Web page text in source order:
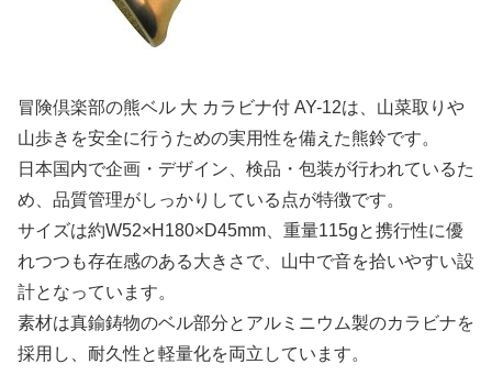
冒険倶楽部の熊ベル 大 カラビナ付 AY-12は、山菜取りや
山歩きを安全に行うための実用性を備えた熊鈴です。
日本国内で企画・デザイン、検品・包装が行われているた
め、品質管理がしっかりしている点が特徴です。
サイズは約W52×H180×D45mm、重量115gと携行性に優
れつつも存在感のある大きさで、山中で音を拾いやすい設
計となっています。
素材は真鍮鋳物のベル部分とアルミニウム製のカラビナを
採用し、耐久性と軽量化を両立しています。